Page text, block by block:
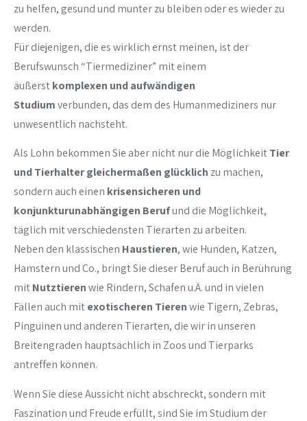
zu helfen, gesund und munter zu bleiben oder es wieder zu
werden.
Für diejenigen, die es wirklich ernst meinen, ist der
Berufswunsch “Tiermediziner” mit einem
äußerstkomplexen und aufwändigen
Studiumverbunden, das dem des Humanmediziners nur
unwesentlich nachsteht.
Als Lohn bekommen Sie aber nicht nur die MöglichkeitTier
und Tierhalter gleichermaßen glücklich zu machen,
sondern auch einen krisensicheren und
konjunkturunabhängigen Berufund die Möglichkeit,
täglich mit verschiedensten Tierarten zu arbeiten.
Neben den klassischen Haustieren, wie Hunden, Katzen,
Hamstern und Co., bringt Sie dieser Beruf auch in Berührung
mitNutztierenwie Rindern, Schafen u.Ä. und in vielen
Fällen auch mitexotischeren Tierenwie Tigern, Zebras,
Pinguinen und anderen Tierarten, die wir in unseren
Breitengraden hauptsächlich in Zoos und Tierparks
antreffen können.
Wenn Sie diese Aussicht nicht abschreckt, sondern mit
Faszination und Freude erfüllt, sind Sie im Studium der